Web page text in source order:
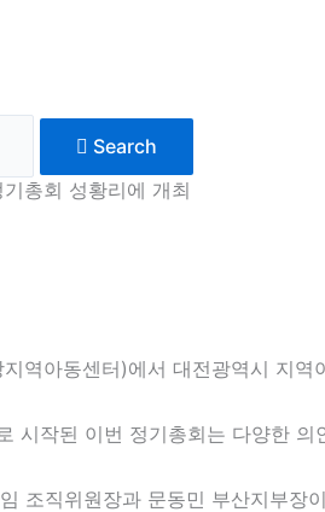
Search
총회 성황리에 개최
역아동센터)에서 대전광역시 지역
시작된 이번 정기총회는 다양한
조직위원장과 문동민 부산지부장